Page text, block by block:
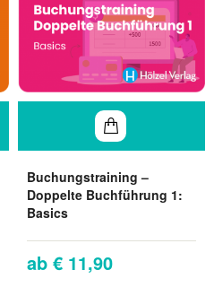
Buchungstraining –
Doppelte Buchführung 1:
Basics
€ 11,90